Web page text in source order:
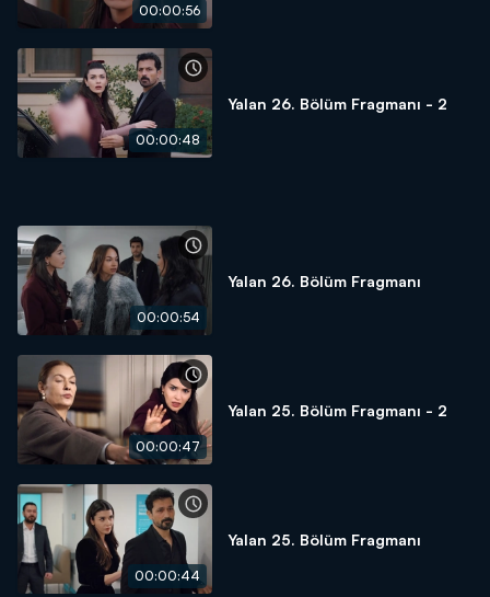
00:00:56
00:00:48
Yalan 26. Bölüm Fragmanı - 2
00:00:54
Yalan 26. Bölüm Fragmanı
00:00:47
Yalan 25. Bölüm Fragmanı - 2
00:00:44
Yalan 25. Bölüm Fragmanı